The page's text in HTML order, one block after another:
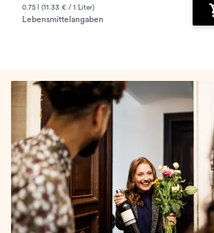
0.75 l (11.33 € / 1 Liter)
Lebensmittelangaben